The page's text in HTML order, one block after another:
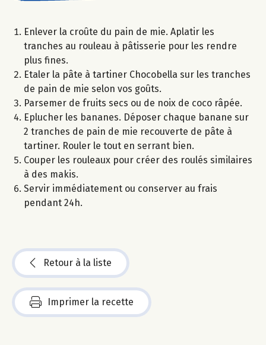
Enlever la croûte du pain de mie. Aplatir les
tranches au rouleau à pâtisserie pour les rendre
plus fines.
Etaler la pâte à tartiner Chocobella sur les tranches
de pain de mie selon vos goûts.
Parsemer de fruits secs ou de noix de coco râpée.
Eplucher les bananes. Déposer chaque banane sur
2 tranches de pain de mie recouverte de pâte à
tartiner. Rouler le tout en serrant bien.
Couper les rouleaux pour créer des roulés similaires
à des makis.
Servir immédiatement ou conserver au frais
pendant 24h.
Retour à la liste
Imprimer la recette